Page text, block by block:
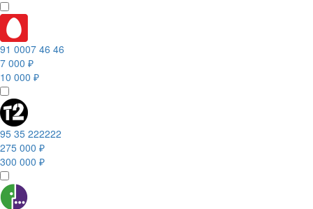
91 0007 46 46
7 000 ₽
10 000 ₽
95 35 222222
275 000 ₽
300 000 ₽